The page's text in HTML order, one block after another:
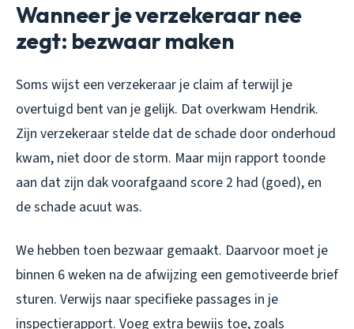
Wanneer je verzekeraar nee
zegt: bezwaar maken
Soms wijst een verzekeraar je claim af terwijl je
overtuigd bent van je gelijk. Dat overkwam Hendrik.
Zijn verzekeraar stelde dat de schade door onderhoud
kwam, niet door de storm. Maar mijn rapport toonde
aan dat zijn dak voorafgaand score 2 had (goed), en
de schade acuut was.
We hebben toen bezwaar gemaakt. Daarvoor moet je
binnen 6 weken na de afwijzing een gemotiveerde brief
sturen. Verwijs naar specifieke passages in je
inspectierapport. Voeg extra bewijs toe, zoals